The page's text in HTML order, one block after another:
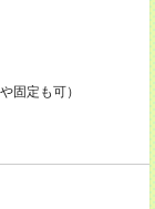
固定も可）